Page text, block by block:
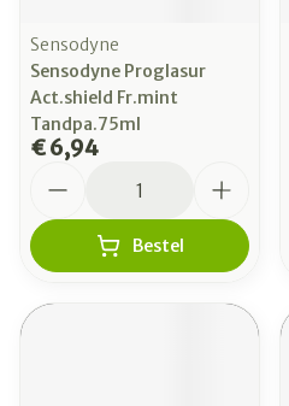
Sensodyne
Sensodyne Proglasur
Act.shield Fr.mint
Tandpa.75ml
€ 6,94
Bestel